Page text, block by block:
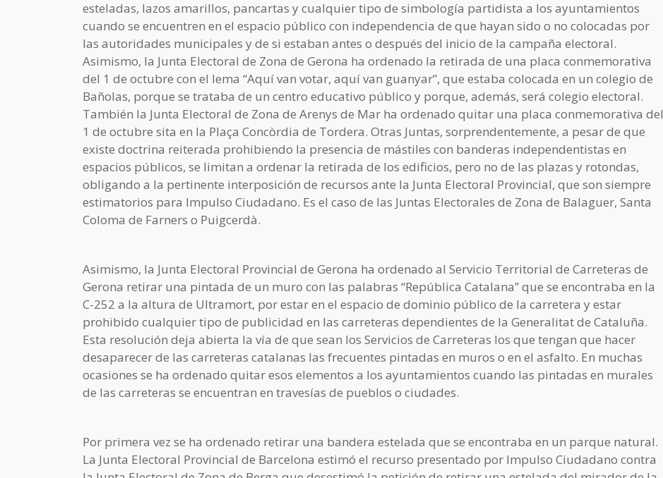
esteladas, lazos amarillos, pancartas y cualquier tipo de simbología partidista a los ayuntamientos
cuando se encuentren en el espacio público con independencia de que hayan sido o no colocadas por
las autoridades municipales y de si estaban antes o después del inicio de la campaña electoral.
Asimismo, la Junta Electoral de Zona de Gerona ha ordenado la retirada de una placa conmemorativa
del 1 de octubre con el lema “Aquí van votar, aquí van guanyar”, que estaba colocada en un colegio de
Bañolas, porque se trataba de un centro educativo público y porque, además, será colegio electoral.
También la Junta Electoral de Zona de Arenys de Mar ha ordenado quitar una placa conmemorativa del
1 de octubre sita en la Plaça Concòrdia de Tordera. Otras Juntas, sorprendentemente, a pesar de que
existe doctrina reiterada prohibiendo la presencia de mástiles con banderas independentistas en
espacios públicos, se limitan a ordenar la retirada de los edificios, pero no de las plazas y rotondas,
obligando a la pertinente interposición de recursos ante la Junta Electoral Provincial, que son siempre
estimatorios para Impulso Ciudadano. Es el caso de las Juntas Electorales de Zona de Balaguer, Santa
Coloma de Farners o Puigcerdà.
Asimismo, la Junta Electoral Provincial de Gerona ha ordenado al Servicio Territorial de Carreteras de
Gerona retirar una pintada de un muro con las palabras “República Catalana” que se encontraba en la
C-252 a la altura de Ultramort, por estar en el espacio de dominio público de la carretera y estar
prohibido cualquier tipo de publicidad en las carreteras dependientes de la Generalitat de Cataluña.
Esta resolución deja abierta la vía de que sean los Servicios de Carreteras los que tengan que hacer
desaparecer de las carreteras catalanas las frecuentes pintadas en muros o en el asfalto. En muchas
ocasiones se ha ordenado quitar esos elementos a los ayuntamientos cuando las pintadas en murales
de las carreteras se encuentran en travesías de pueblos o ciudades.
Por primera vez se ha ordenado retirar una bandera estelada que se encontraba en un parque natural.
La Junta Electoral Provincial de Barcelona estimó el recurso presentado por Impulso Ciudadano contra